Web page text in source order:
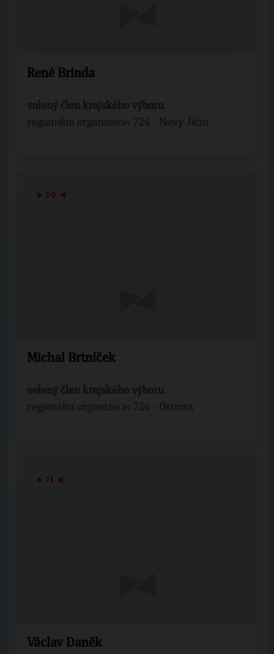
René Brinda
volený člen krajského výboru
regionální organizace: 724 - Nový Jičín
▶ 10 ◀
Michal Brtníček
volený člen krajského výboru
regionální organizace: 726 - Ostrava
▶ 11 ◀
Václav Daněk